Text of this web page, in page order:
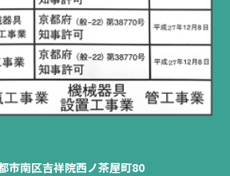
市南区吉祥院西ノ茶屋町80